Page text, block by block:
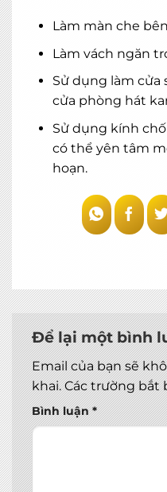
MIỄN PHÍ
ĐĂNG
Làm màn che
Làm vách ngăn
Sử dụng làm cửa
cửa phòng hát
Sử dụng kính
có thể yên tâm
hoạn.
Để lại một bình
Email của bạn sẽ
khai. Các trường bắt
Bình luận*